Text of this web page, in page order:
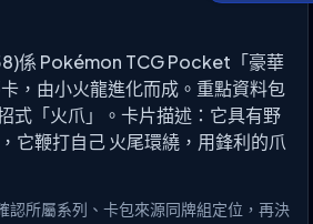
係 Pokémon TCG Pocket「豪華
，由小火龍進化而成。重點資料包
式「火爪」。卡片描述：它具有野
它鞭打自己 火尾環繞，用鋒利的爪
認所屬系列、卡包來源同牌組定位，再決